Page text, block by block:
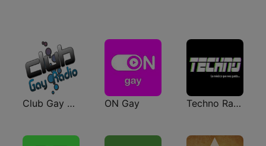
Club Gay Radio ON Gay Techno Radio